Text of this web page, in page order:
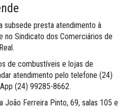
subsede presta atendimento à
no Sindicato dos Comerciários de
de combustíveis e lojas de
atendimento pelo telefone (24)
(24) 99285-8662.
João Ferreira Pinto, 69, salas 105 e